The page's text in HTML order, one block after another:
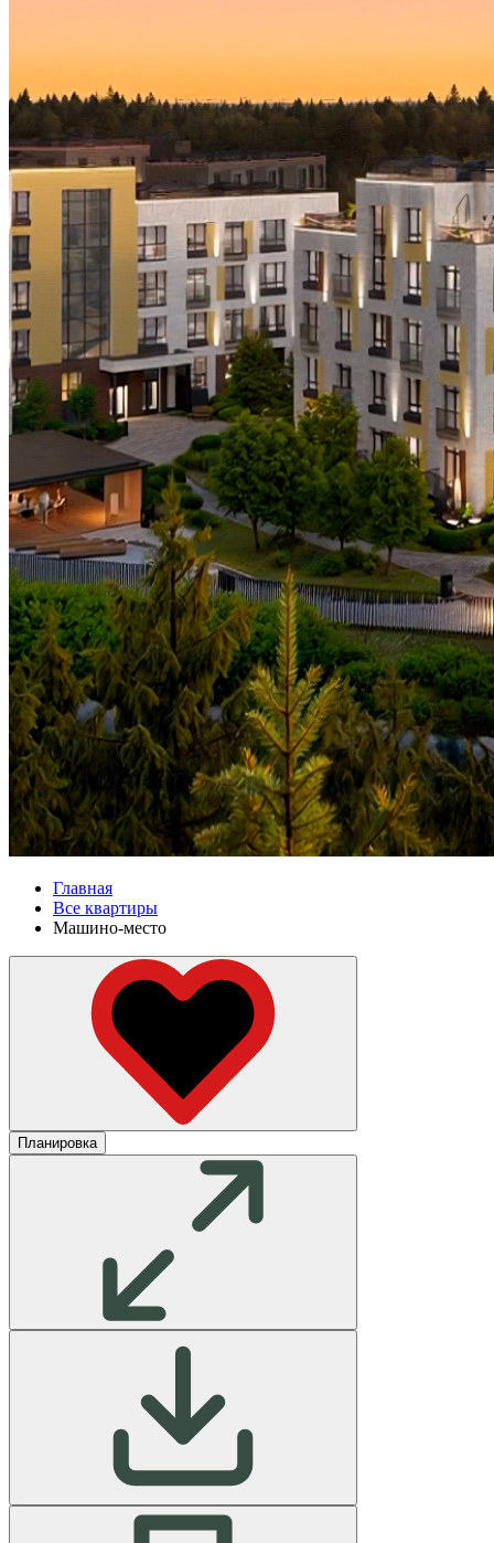
Главная
Все квартиры
Машино-место
Планировка